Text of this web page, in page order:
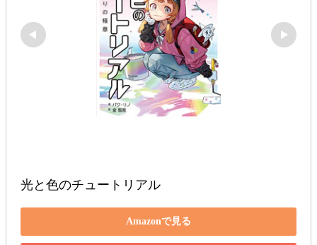
光と色のチュートリアル
Amazonで見る